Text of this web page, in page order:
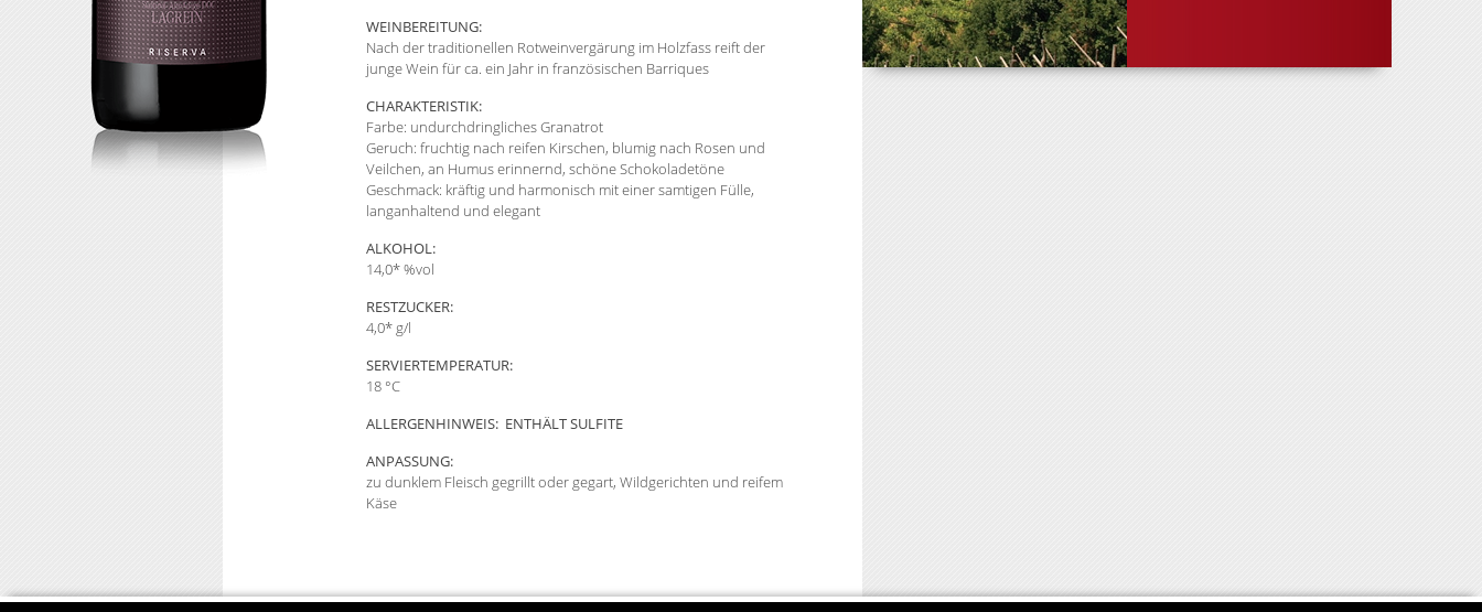
WEINBEREITUNG:
Nach der traditionellen Rotweinvergärung im Holzfass reift der
junge Wein für ca. ein Jahr in französischen Barriques
CHARAKTERISTIK:
Farbe: undurchdringliches Granatrot
Geruch: fruchtig nach reifen Kirschen, blumig nach Rosen und
Veilchen, an Humus erinnernd, schöne Schokoladetöne
Geschmack: kräftig und harmonisch mit einer samtigen Fülle,
langanhaltend und elegant
ALKOHOL:
14,0* %vol
RESTZUCKER:
4,0* g/l
SERVIERTEMPERATUR:
18 °C
ALLERGENHINWEIS: ENTHÄLT SULFITE
ANPASSUNG:
zu dunklem Fleisch gegrillt oder gegart, Wildgerichten und reifem
Käse